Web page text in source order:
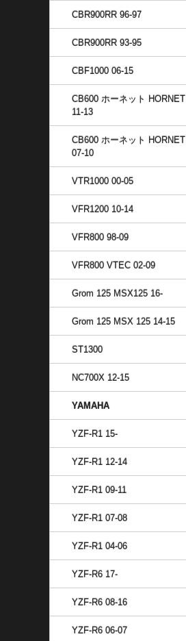
CBR900RR 96-97
CBR900RR 93-95
CBF1000 06-15
CB600 ホーネット HORNET
11-13
CB600 ホーネット HORNET
07-10
VTR1000 00-05
VFR1200 10-14
VFR800 98-09
VFR800 VTEC 02-09
Grom 125 MSX125 16-
Grom 125 MSX 125 14-15
ST1300
NC700X 12-15
YAMAHA
YZF-R1 15-
YZF-R1 12-14
YZF-R1 09-11
YZF-R1 07-08
YZF-R1 04-06
YZF-R6 17-
YZF-R6 08-16
YZF-R6 06-07